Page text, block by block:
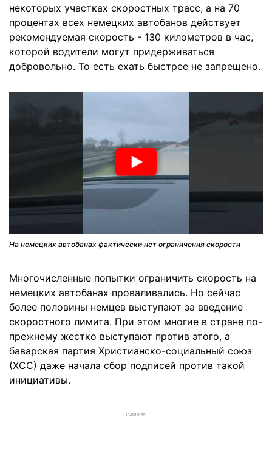
некоторых участках скоростных трасс, а на 70
процентах всех немецких автобанов действует
рекомендуемая скорость - 130 километров в час,
которой водители могут придерживаться
добровольно. То есть ехать быстрее не запрещено.
На немецких автобанах фактически нет ограничения скорости
Многочисленные попытки ограничить скорость на
немецких автобанах проваливались. Но сейчас
более половины немцев выступают за введение
скоростного лимита. При этом многие в стране по-
прежнему жестко выступают против этого, а
баварская партия Христианско-социальный союз
(ХСС) даже начала сбор подписей против такой
инициативы.
РЕКЛАМА